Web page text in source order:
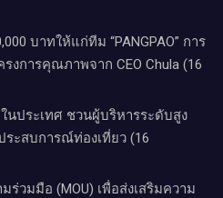
บาทให้แก่ทีม “PANGPAO” การ
งการคุณภาพจาก CEO Chula (16
นประเทศ ชวนผู้บริหารระดับสูง
ะสบการณ์ท่องเที่ยว (16
วมมือ (MOU) เพื่อส่งเสริมความ